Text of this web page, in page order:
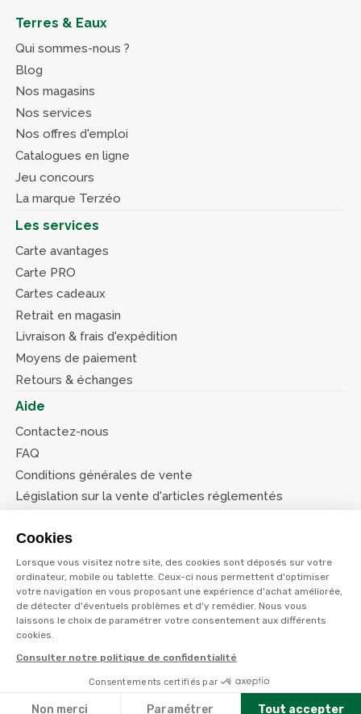
Cookies
Lorsque vous visitez notre site, des cookies sont déposés sur votre
ordinateur, mobile ou tablette. Ceux-ci nous permettent d'optimiser
votre navigation en vous proposant une expérience d'achat améliorée,
de détecter d'éventuels problèmes et d'y remédier. Nous vous
laissons le choix de paramétrer votre consentement aux différents
cookies.
Consulter notre politique de confidentialité
Consentements certifiés par
Non merci Paramétrer Tout accepter
Filtres
Terres & Eaux
Qui sommes-nous ?
Blog
Nos magasins
Nos services
Nos offres d'emploi
Catalogues en ligne
Jeu concours
La marque Terzéo
Les services
Carte avantages
Carte PRO
Cartes cadeaux
Retrait en magasin
Livraison & frais d'expédition
Moyens de paiement
Retours & échanges
Aide
Contactez-nous
FAQ
Conditions générales de vente
Législation sur la vente d'articles réglementés
Conditions de nos offres
Suivez-nous
© Terres et eaux 2026
Mentions légales